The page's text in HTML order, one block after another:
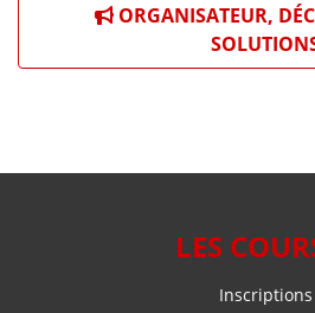
ORGANISATEUR,
LES
Inscriptions